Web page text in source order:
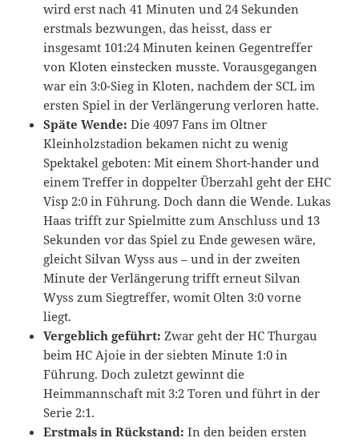
wird erst nach 41 Minuten und 24 Sekunden
erstmals bezwungen, das heisst, dass er
insgesamt 101:24 Minuten keinen Gegentreffer
von Kloten einstecken musste. Vorausgegangen
war ein 3:0-Sieg in Kloten, nachdem der SCL im
ersten Spiel in der Verlängerung verloren hatte.
Späte Wende:Die 4097 Fans im Oltner
Kleinholzstadion bekamen nicht zu wenig
Spektakel geboten: Mit einem Short-hander und
einem Treffer in doppelter Überzahl geht der EHC
Visp 2:0 in Führung. Doch dann die Wende. Lukas
Haas trifft zur Spielmitte zum Anschluss und 13
Sekunden vor das Spiel zu Ende gewesen wäre,
gleicht Silvan Wyss aus – und in der zweiten
Minute der Verlängerung trifft erneut Silvan
Wyss zum Siegtreffer, womit Olten 3:0 vorne
liegt.
Vergeblich geführt:Zwar geht der HC Thurgau
beim HC Ajoie in der siebten Minute 1:0 in
Führung. Doch zuletzt gewinnt die
Heimmannschaft mit 3:2 Toren und führt in der
Serie 2:1.
Erstmals in Rückstand: In den beiden ersten